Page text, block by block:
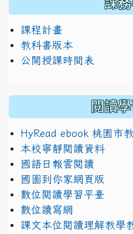
課
課程計畫
教科書版本
公開授課時間表
閱讀
HyRead ebook 桃園市
本校寧靜閱讀資料
國語日報雲閱讀
國圖到你家網頁版
數位閱讀學習平臺
數位讀寫網
課文本位閱讀理解教學